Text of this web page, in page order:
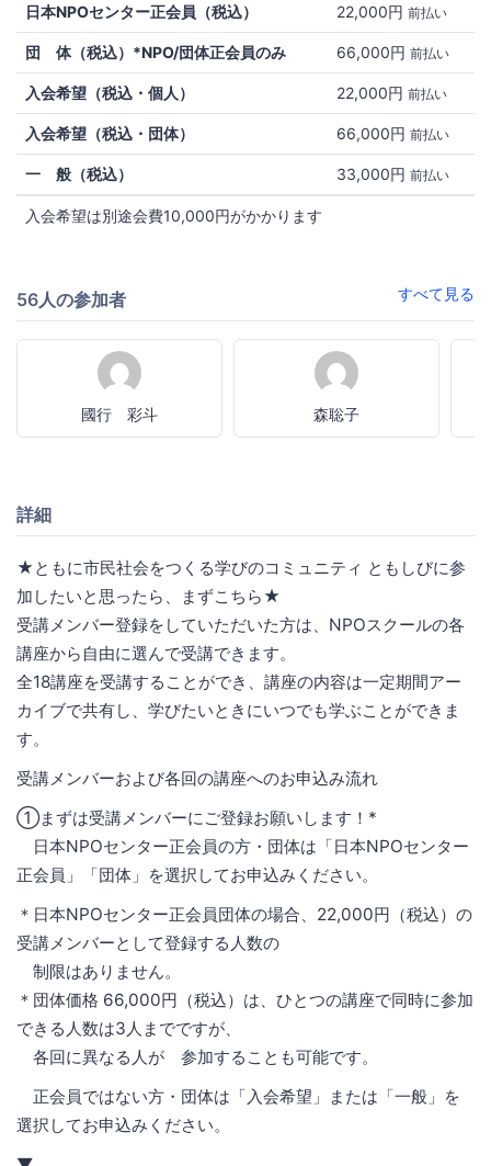
日本NPOセンター正会員（税込） 22,000円 前払い
団 体（税込）*NPO/団体正会員のみ 66,000円 前払い
入会希望（税込・個人） 22,000円 前払い
入会希望（税込・団体） 66,000円 前払い
一 般（税込） 33,000円 前払い
入会希望は別途会費10,000円がかかります
56人の参加者 すべて見る
國行 彩斗 森聡子
詳細
★ともに市民社会をつくる学びのコミュニティ ともしびに参
加したいと思ったら、まずこちら★
受講メンバー登録をしていただいた方は、NPOスクールの各
講座から自由に選んで受講できます。
全18講座を受講することができ、講座の内容は一定期間アー
カイブで共有し、学びたいときにいつでも学ぶことができま
す。
受講メンバーおよび各回の講座へのお申込み流れ
①まずは受講メンバーにご登録お願いします！*
日本NPOセンター正会員の方・団体は「日本NPOセンター
正会員」「団体」を選択してお申込みください。
＊日本NPOセンター正会員団体の場合、22,000円（税込）の
受講メンバーとして登録する人数の
制限はありません。
＊団体価格 66,000円（税込）は、ひとつの講座で同時に参加
できる人数は3人までですが、
各回に異なる人が 参加することも可能です。
正会員ではない方・団体は「入会希望」または「一般」を
選択してお申込みください。